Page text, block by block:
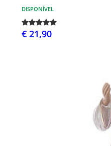
DISPONÍVEL
€ 21,90